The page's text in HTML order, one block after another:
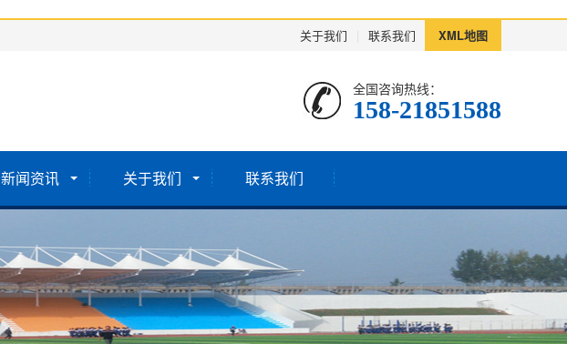
关于我们 联系我们 XML地图
全国咨询热线：
158-21851588
新闻资讯 关于我们 联系我们